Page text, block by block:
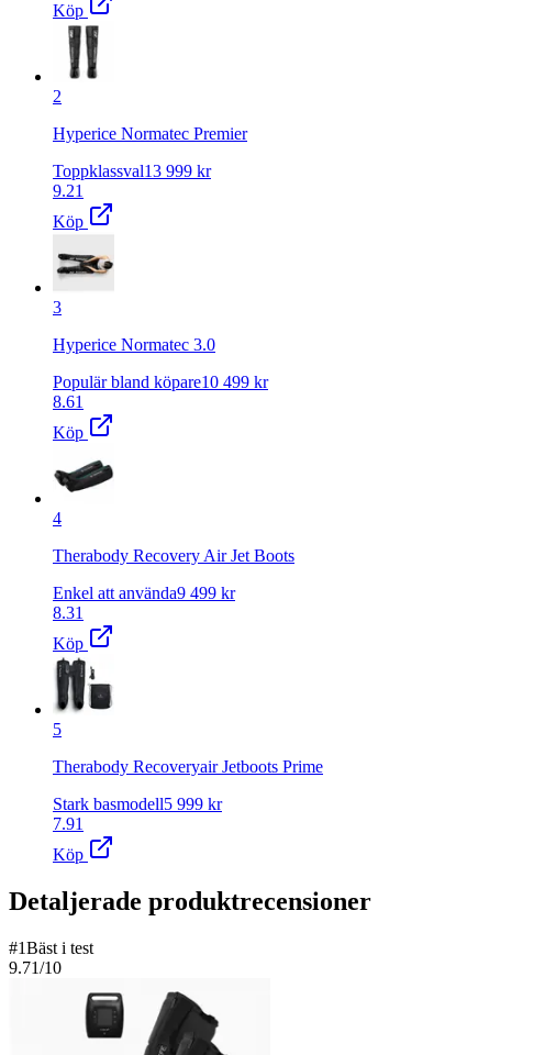
Köp
2
Hyperice Normatec Premier
Toppklassval13 999 kr
9.21
Köp
3
Hyperice Normatec 3.0
Populär bland köpare10 499 kr
8.61
Köp
4
Therabody Recovery Air Jet Boots
Enkel att använda9 499 kr
8.31
Köp
5
Therabody Recoveryair Jetboots Prime
Stark basmodell5 999 kr
7.91
Köp
Detaljerade produktrecensioner
#1Bäst i test
9.71/10